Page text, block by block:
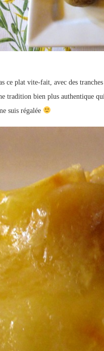
ce plat vite-fait, avec des
tradition bien plus authentique
suis régalée